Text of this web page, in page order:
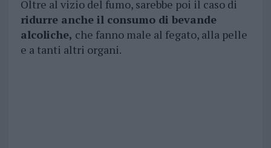
Oltre al vizio del fumo, sarebbe poi il caso di
ridurre anche il consumo di bevande
alcoliche, che fanno male al fegato, alla pelle
e a tanti altri organi.